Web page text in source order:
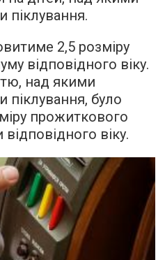
піклування.
2,5 розміру
відповідного віку.
над якими
піклування, було
прожиткового
віку.